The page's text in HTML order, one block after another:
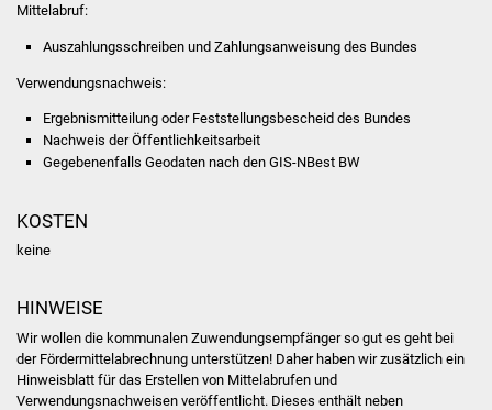
Migration und Integration
Freundeskreis Asyl
Wohnimmobilien +
Baugrundstücke
Mittelabruf:
Auszahlungsschreiben und Zahlungsanweisung des Bundes
Verwendungsnachweis:
Ergebnismitteilung oder Feststellungsbescheid des Bundes
Nachweis der Öffentlichkeitsarbeit
Gegebenenfalls Geodaten nach den GIS-NBest BW
KOSTEN
keine
HINWEISE
Wir wollen die kommunalen Zuwendungsempfänger so gut es geht bei
der Fördermittelabrechnung unterstützen! Daher haben wir zusätzlich ein
Hinweisblatt für das Erstellen von Mittelabrufen und
Verwendungsnachweisen veröffentlicht. Dieses enthält neben